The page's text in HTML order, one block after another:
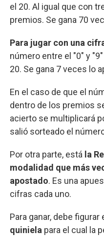
el 20. Al igual que con
premios. Se gana 70
Para jugar con una
número entre el "0" y
20. Se gana 7 veces lo
En el caso de que el
dentro de los premios
acierto se multiplicará
salió sorteado el
Por otra parte, está la
modalidad que más
apostado. Es una
cifras cada uno.
Para ganar, debe figurar
quiniela para el cual la